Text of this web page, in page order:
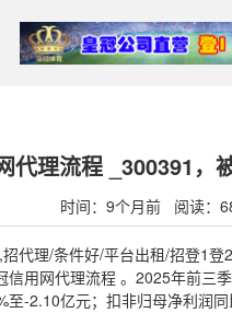
代理流程 _300391，
时间：9个月前 阅读：
代理/条件好/平台出租/招登1
用网代理流程 。2025年前三
-2.10亿元；扣非归母净利润